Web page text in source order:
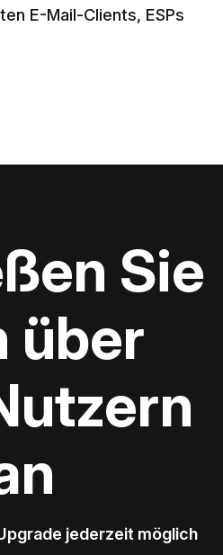
E-Mail-Clients, ESPs
Sie
über
jederzeit möglich